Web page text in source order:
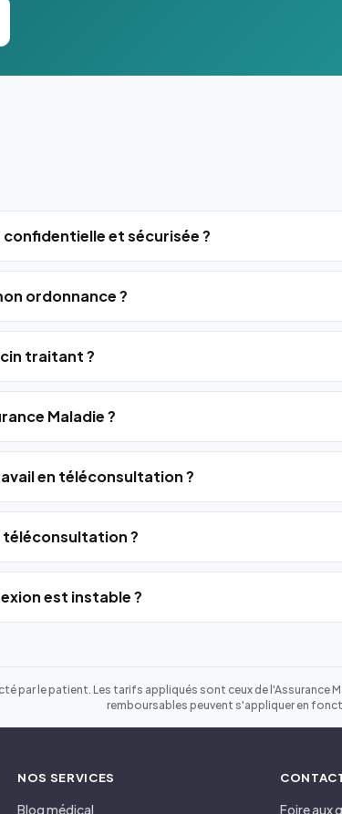
et sécurisée ?
ordonnance ?
traitant ?
Maladie ?
en téléconsultation ?
téléconsultation ?
est instable ?
par le patient. Les tarifs appliqués sont ceux de l'Assurance
remboursables peuvent s'appliquer en
NOS SERVICES
Blog médical Foire aux